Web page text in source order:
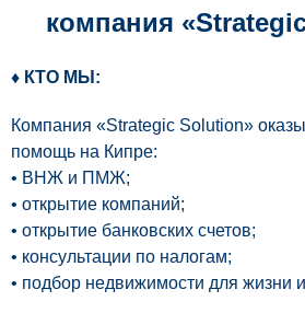
компания
♦ КТО МЫ:
Компания «Strategic Solution»
помощь на Кипре:
• ВНЖ и ПМЖ;
• открытие компаний;
• открытие банковских счетов;
• консультации по налогам;
• подбор недвижимости для жизни